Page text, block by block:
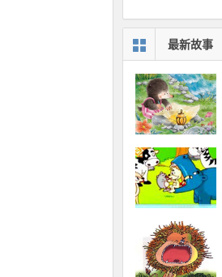
最新故事